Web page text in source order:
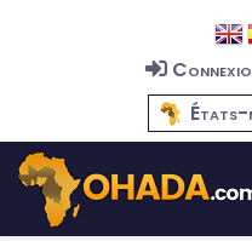
États-